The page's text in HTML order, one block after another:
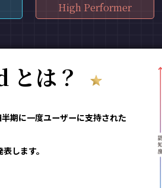
High Performer
は？
期に一度ユーザーに支持された
します。